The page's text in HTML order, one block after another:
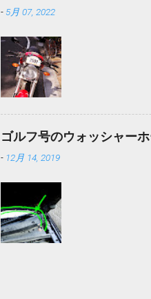
- 5月 07, 2022
ゴルフ号のウォッシャー
- 12月 14, 2019